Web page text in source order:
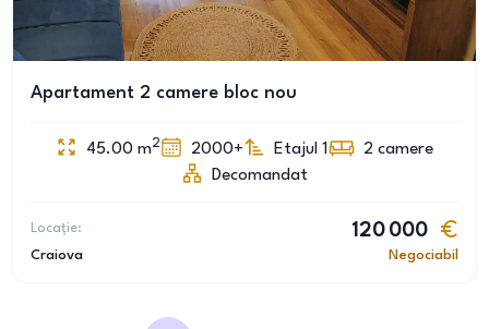
Apartament 2 camere bloc nou
45.00 m2 2000+ Etajul 1 2 camere
Decomandat
Locație:
Craiova
120 000
Negociabil